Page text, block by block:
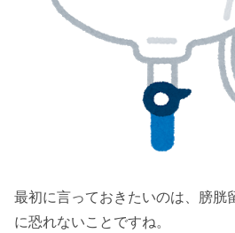
最初に言っておきたいのは、膀
に恐れないことですね。